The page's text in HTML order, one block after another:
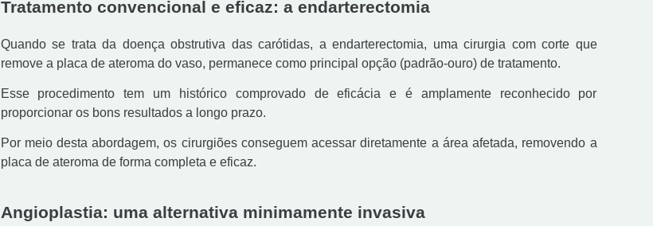
Tratamento convencional e eficaz: a endarterectomia
Quando se trata da doença obstrutiva das carótidas, a endarterectomia, uma cirurgia com corte que
remove a placa de ateroma do vaso, permanece como principal opção (padrão-ouro) de tratamento.
Esse procedimento tem um histórico comprovado de eficácia e é amplamente reconhecido por
proporcionar os bons resultados a longo prazo.
Por meio desta abordagem, os cirurgiões conseguem acessar diretamente a área afetada, removendo a
placa de ateroma de forma completa e eficaz.
Angioplastia: uma alternativa minimamente invasiva